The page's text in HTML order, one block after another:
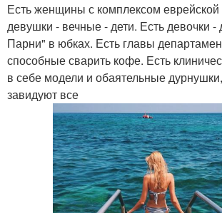
Есть женщины с комплексом
девушки - вечные - дети. Есть девочки
Парни" в юбках. Есть главы
способные сварить кофе. Есть
в себе модели и обаятельные
завидуют все